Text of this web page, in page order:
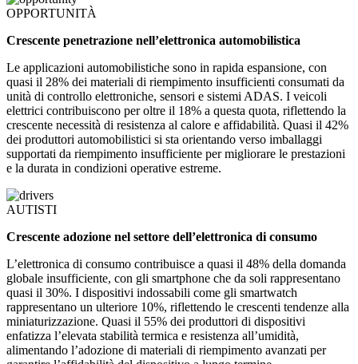
OPPORTUNITÀ
Crescente penetrazione nell’elettronica automobilistica
Le applicazioni automobilistiche sono in rapida espansione, con
quasi il 28% dei materiali di riempimento insufficienti consumati da
unità di controllo elettroniche, sensori e sistemi ADAS. I veicoli
elettrici contribuiscono per oltre il 18% a questa quota, riflettendo la
crescente necessità di resistenza al calore e affidabilità. Quasi il 42%
dei produttori automobilistici si sta orientando verso imballaggi
supportati da riempimento insufficiente per migliorare le prestazioni
e la durata in condizioni operative estreme.
AUTISTI
Crescente adozione nel settore dell’elettronica di consumo
L’elettronica di consumo contribuisce a quasi il 48% della domanda
globale insufficiente, con gli smartphone che da soli rappresentano
quasi il 30%. I dispositivi indossabili come gli smartwatch
rappresentano un ulteriore 10%, riflettendo le crescenti tendenze alla
miniaturizzazione. Quasi il 55% dei produttori di dispositivi
enfatizza l’elevata stabilità termica e resistenza all’umidità,
alimentando l’adozione di materiali di riempimento avanzati per